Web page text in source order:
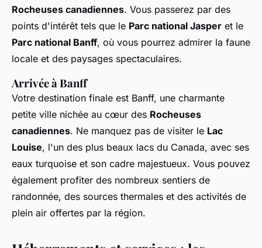
Rocheuses canadiennes. Vous passerez par des
points d'intérêt tels que le Parc national Jasper et le
Parc national Banff, où vous pourrez admirer la faune
locale et des paysages spectaculaires.
Arrivée à Banff
Votre destination finale est Banff, une charmante
petite ville nichée au cœur des Rocheuses
canadiennes. Ne manquez pas de visiter le Lac
Louise, l'un des plus beaux lacs du Canada, avec ses
eaux turquoise et son cadre majestueux. Vous pouvez
également profiter des nombreux sentiers de
randonnée, des sources thermales et des activités de
plein air offertes par la région.